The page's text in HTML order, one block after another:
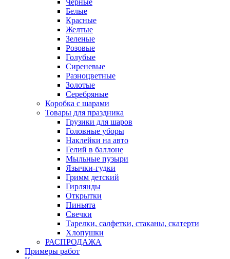
Черные
Белые
Красные
Желтые
Зеленые
Розовые
Голубые
Сиреневые
Разноцветные
Золотые
Серебряные
Коробка с шарами
Товары для праздника
Грузики для шаров
Головные уборы
Наклейки на авто
Гелий в баллоне
Мыльные пузыри
Язычки-гудки
Гримм детский
Гирлянды
Открытки
Пиньята
Свечки
Тарелки, салфетки, стаканы, скатерти
Хлопушки
РАСПРОДАЖА
Примеры работ